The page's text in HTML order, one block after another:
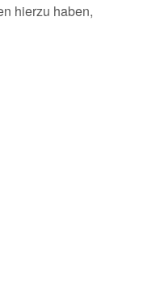
hierzu haben,